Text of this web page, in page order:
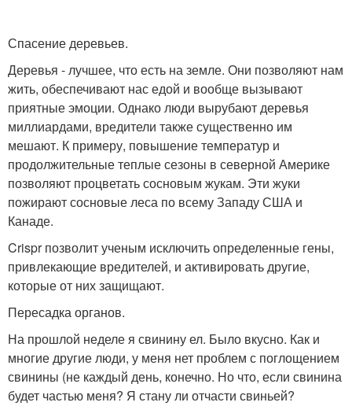
Спасение деревьев.
Деревья - лучшее, что есть на земле. Они позволяют нам
жить, обеспечивают нас едой и вообще вызывают
приятные эмоции. Однако люди вырубают деревья
миллиардами, вредители также существенно им
мешают. К примеру, повышение температур и
продолжительные теплые сезоны в северной Америке
позволяют процветать сосновым жукам. Эти жуки
пожирают сосновые леса по всему Западу США и
Канаде.
Crispr позволит ученым исключить определенные гены,
привлекающие вредителей, и активировать другие,
которые от них защищают.
Пересадка органов.
На прошлой неделе я свинину ел. Было вкусно. Как и
многие другие люди, у меня нет проблем с поглощением
свинины (не каждый день, конечно. Но что, если свинина
будет частью меня? Я стану ли отчасти свиньей?